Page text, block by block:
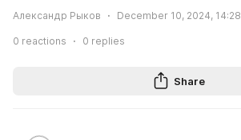
Александр Рыков December 10, 2024, 14:28
0 reactions 0 replies
Share